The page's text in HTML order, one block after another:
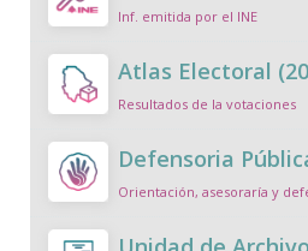
Inf. emitida por el INE
Atlas Electoral
Resultados de la votaciones
Defensoria
Orientación, asesoraría y